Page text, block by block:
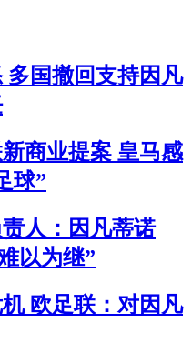
多国撤回支持因凡
商业提案 皇马感
球”
人：因凡蒂诺
以为继”
欧足联：对因凡